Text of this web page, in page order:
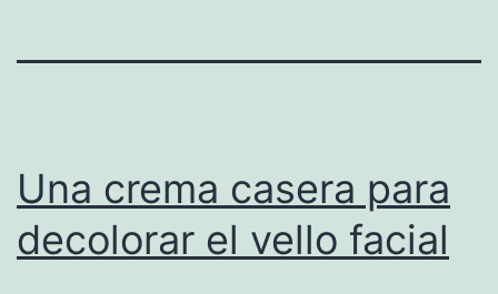
Una crema casera para
decolorar el vello facial